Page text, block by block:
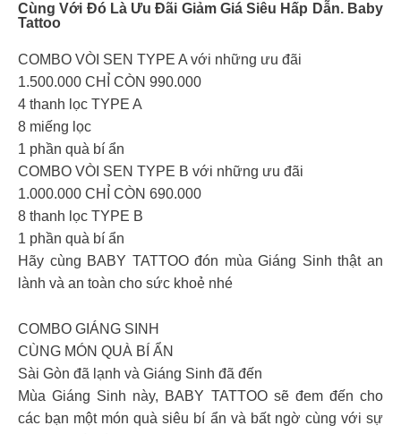
Cùng Với Đó Là Ưu Đãi Giảm Giá Siêu Hấp Dẫn. Baby
Tattoo
COMBO VÒI SEN TYPE A với những ưu đãi
1.500.000 CHỈ CÒN 990.000
4 thanh lọc TYPE A
8 miếng lọc
1 phần quà bí ẩn
COMBO VÒI SEN TYPE B với những ưu đãi
1.000.000 CHỈ CÒN 690.000
8 thanh lọc TYPE B
1 phần quà bí ẩn
Hãy cùng BABY TATTOO đón mùa Giáng Sinh thật an
lành và an toàn cho sức khoẻ nhé
COMBO GIÁNG SINH
CÙNG MÓN QUÀ BÍ ẨN
Sài Gòn đã lạnh và Giáng Sinh đã đến
Mùa Giáng Sinh này, BABY TATTOO sẽ đem đến cho
các bạn một món quà siêu bí ẩn và bất ngờ cùng với sự